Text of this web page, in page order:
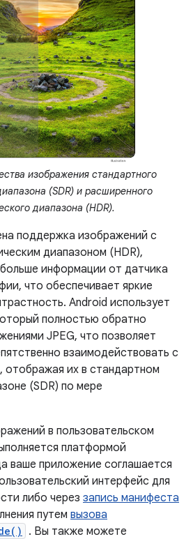
изображения стандартного
(SDR) и расширенного
диапазона (HDR).
​​поддержка изображений с
диапазоном (HDR),
информации от датчика
что обеспечивает яркие
Android использует
полностью обратно
JPEG, что позволяет
взаимодействовать с
отображая их в стандартном
(SDR) по мере
в пользовательском
платформой
ваше приложение соглашается
интерфейс для
либо через запись манифеста
путем вызова
. Вы также можете